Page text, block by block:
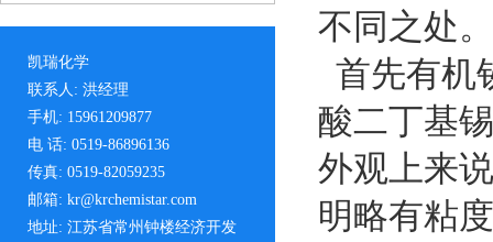
凯瑞化学
联系人: 洪经理
手机: 15961209877
电 话: 0519-86896136
传真: 0519-82059235
邮箱: kr@krchemistar.com
地址: 江苏省常州钟楼经济开发
不同之处
首先有机
酸二丁基
外观上来
明略有粘